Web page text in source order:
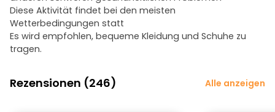
Diese Aktivität findet bei den meisten
Wetterbedingungen statt
Es wird empfohlen, bequeme Kleidung und Schuhe zu
tragen.
Rezensionen (246) Alle anzeigen